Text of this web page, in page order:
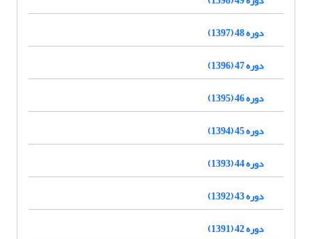
دوره 48 (1397)
دوره 47 (1396)
دوره 46 (1395)
دوره 45 (1394)
دوره 44 (1393)
دوره 43 (1392)
دوره 42 (1391)